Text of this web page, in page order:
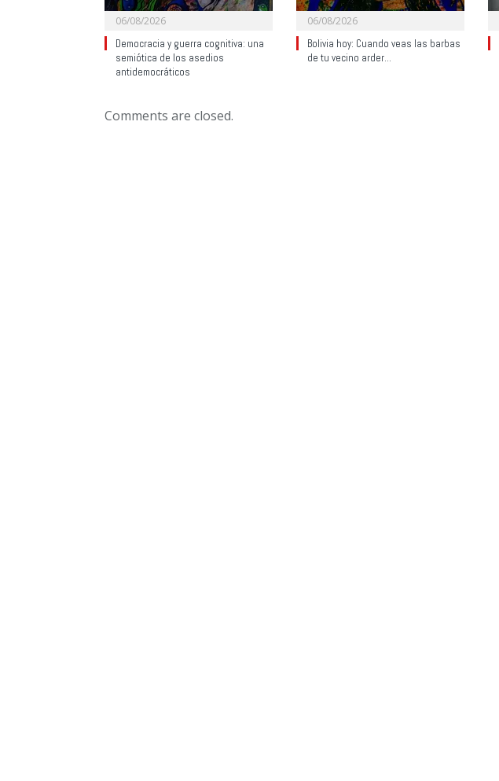
06/08/2026
Democracia y guerra cognitiva: una
semiótica de los asedios
antidemocráticos
06/08/2026
Bolivia hoy: Cuando veas las barbas
de tu vecino arder…
Comments are closed.